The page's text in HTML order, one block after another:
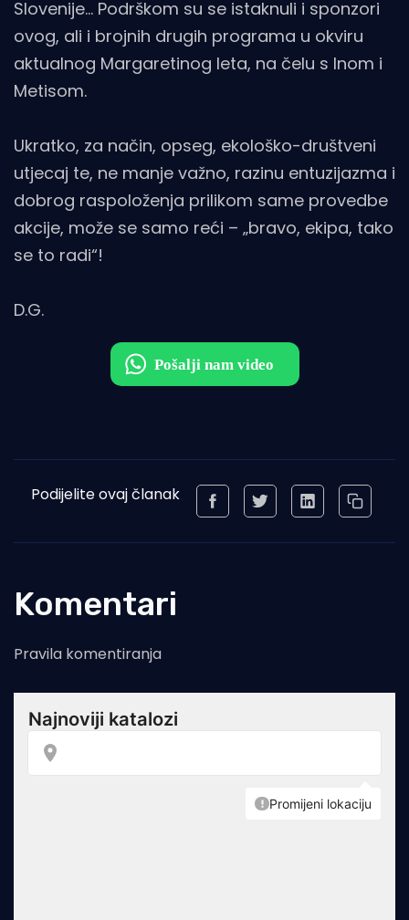
Slovenije… Podrškom su se istaknuli i sponzori
ovog, ali i brojnih drugih programa u okviru
aktualnog Margaretinog leta, na čelu s Inom i
Metisom.
Ukratko, za način, opseg, ekološko-društveni
utjecaj te, ne manje važno, razinu entuzijazma i
dobrog raspoloženja prilikom same provedbe
akcije, može se samo reći – „bravo, ekipa, tako
se to radi“!
D.G.
Podijelite ovaj članak
Komentari
Pravila komentiranja